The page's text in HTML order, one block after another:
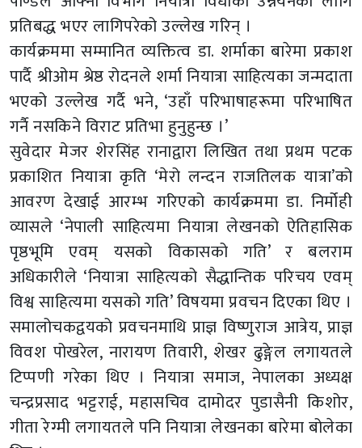
प्रतिबद्ध भएर लागिपरेको उल्लेख गरिन् ।
कार्यक्रममा सम्मानित व्यक्तित्व डा. शर्माका बारेमा प्रकाश
पार्दै श्रीओम श्रेष्ठ रोदनले शर्मा नियात्रा साहित्यका जन्मदाता
भएको उल्लेख गर्दै भने, ‘उहाँ परिभाषाहरूमा परिभाषित
गर्नै नसकिने विराट प्रतिभा हुनुहुन्छ ।’
सुवेदार मेजर शेरसिंह रानाद्वारा लिखित तथा प्रथम पटक
प्रकाशित नियात्रा कृति ‘मेरो लन्दन राजतिलक यात्रा’को
आवरण देखाई आरम्भ गरिएको कार्यक्रममा डा. निर्मोही
व्यासले ‘नेपाली साहित्यमा नियात्रा लेखनको ऐतिहासिक
पृष्ठभूमि एवम् यसको विकासको गति’ र बलराम
अधिकारीले ‘नियात्रा साहित्यको सैद्धान्तिक परिचय एवम्
विश्व साहित्यमा यसको गति’ विषयमा प्रवचन दिएका थिए ।
समालोचकद्वयको प्रवचनमाथि प्राज्ञ विष्णुराज आत्रेय, प्राज्ञ
विवश पोखरेल, नारायण तिवारी, शेखर ढुङ्गेल लगायतले
टिप्पणी गरेका थिए । नियात्रा समाज, नेपालका अध्यक्ष
चन्द्रप्रसाद भट्टराई, महासचिव दामोदर पुडासैनी किशोर,
गीता रेग्मी लगायतले पनि नियात्रा लेखनका बारेमा बोलेका